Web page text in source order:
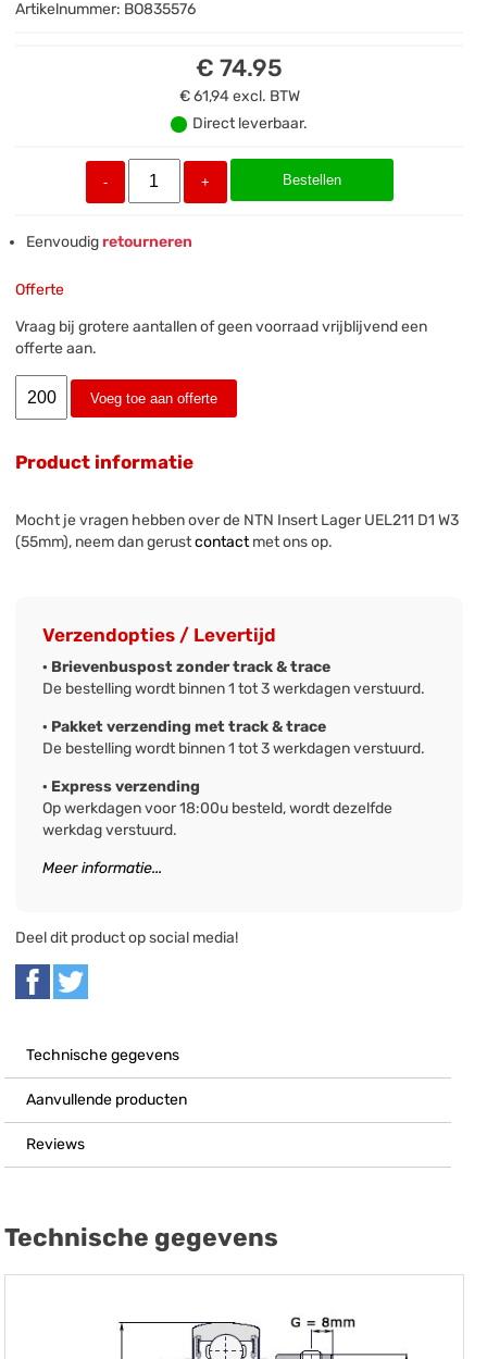
Artikelnummer: BO835576
€ 74.95
€ 61,94 excl. BTW
Direct leverbaar.
- + Bestellen
Eenvoudigretourneren
Offerte
Vraag bij grotere aantallen of geen voorraad vrijblijvend een
offerte aan.
Voeg toe aan offerte
Product informatie
Mocht je vragen hebben over de NTN Insert Lager UEL211 D1 W3
(55mm), neem dan gerustcontactmet ons op.
Verzendopties / Levertijd
· Brievenbuspost zonder track & trace
De bestelling wordt binnen 1 tot 3 werkdagen verstuurd.
· Pakket verzending met track & trace
De bestelling wordt binnen 1 tot 3 werkdagen verstuurd.
· Express verzending
Op werkdagen voor 18:00u besteld, wordt dezelfde
werkdag verstuurd.
Meer informatie...
Deel dit product op social media!
Technische gegevens
Aanvullende producten
Reviews
Technische gegevens